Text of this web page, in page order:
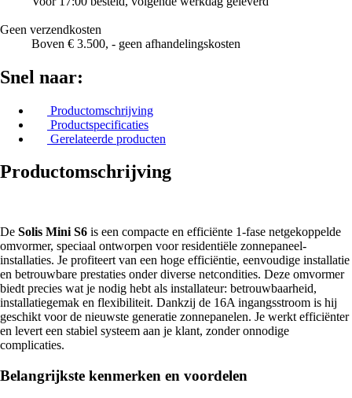
Geen verzendkosten
Boven € 3.500, - geen afhandelingskosten
Snel naar:
Productomschrijving
Productspecificaties
Gerelateerde producten
Productomschrijving
De Solis Mini S6 is een compacte en efficiënte 1-fase netgekoppelde
omvormer, speciaal ontworpen voor residentiële zonnepaneel-
installaties. Je profiteert van een hoge efficiëntie, eenvoudige installatie
en betrouwbare prestaties onder diverse netcondities. Deze omvormer
biedt precies wat je nodig hebt als installateur: betrouwbaarheid,
installatiegemak en flexibiliteit. Dankzij de 16A ingangsstroom is hij
geschikt voor de nieuwste generatie zonnepanelen. Je werkt efficiënter
en levert een stabiel systeem aan je klant, zonder onnodige
complicaties.
Belangrijkste kenmerken en voordelen